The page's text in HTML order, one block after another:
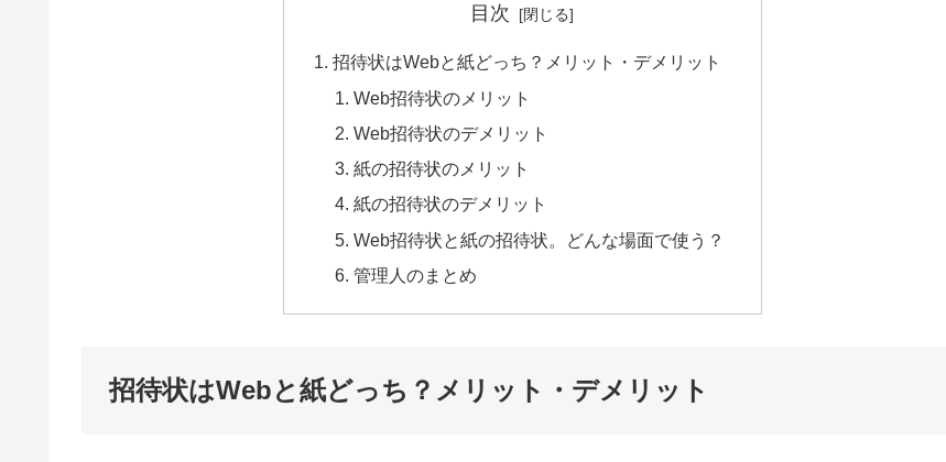
目次
招待状はWebと紙どっち？メリット・デメリット
Web招待状のメリット
Web招待状のデメリット
紙の招待状のメリット
紙の招待状のデメリット
Web招待状と紙の招待状。どんな場面で使う？
管理人のまとめ
招待状はWebと紙どっち？メリット・デメリット